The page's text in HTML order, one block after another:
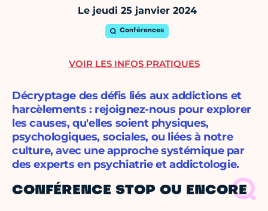
Le jeudi 25 janvier 2024
Conférences
Décryptage des défis liés aux addictions et
harcèlements : rejoignez-nous pour explorer
les causes, qu'elles soient physiques,
psychologiques, sociales, ou liées à notre
culture, avec une approche systémique par
des experts en psychiatrie et addictologie.
CONFÉRENCE STOP OU ENCORE
VOIR LES INFOS PRATIQUES